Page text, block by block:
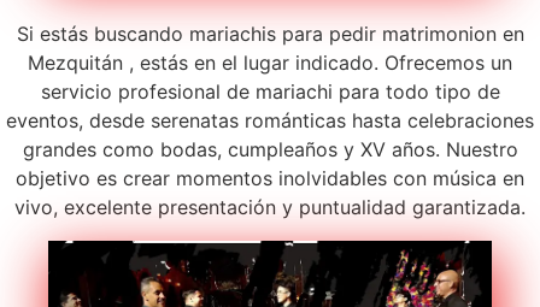
Si estás buscando mariachis para pedir matrimonion en
Mezquitán , estás en el lugar indicado. Ofrecemos un
servicio profesional de mariachi para todo tipo de
eventos, desde serenatas románticas hasta celebraciones
grandes como bodas, cumpleaños y XV años. Nuestro
objetivo es crear momentos inolvidables con música en
vivo, excelente presentación y puntualidad garantizada.